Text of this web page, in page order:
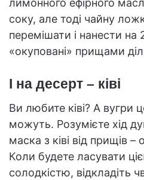
соку, але тоді чайну
перемішати і нанести на
«окуповані» прищами
І на десерт – ківі
Ви любите ківі? А вугри
можуть. Розумієте хід
маска з ківі від прищів
Коли будете ласувати
солодкістю, відкладіть